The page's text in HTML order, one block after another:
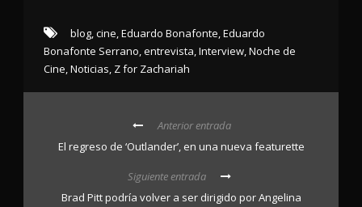
blog,cine,Eduardo Bonafonte,Eduardo
Bonafonte Serrano,entrevista,Interview,Noche de
Cine,Noticias, Z for Zachariah
Anterior entrada
El regreso de ‘Outlander’, en una nueva featurette
Siguiente entrada
Brad Pitt podría volver a ser dirigido por Angelina